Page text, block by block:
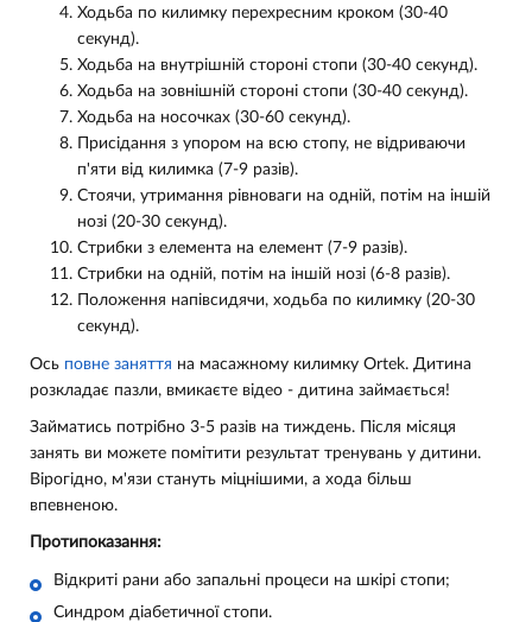
Ходьба по килимку перехресним кроком (30-40
секунд).
Ходьба на внутрішній стороні стопи (30-40 секунд).
Ходьба на зовнішній стороні стопи (30-40 секунд).
Ходьба на носочках (30-60 секунд).
Присідання з упором на всю стопу, не відриваючи
п'яти від килимка (7-9 разів).
Стоячи, утримання рівноваги на одній, потім на іншій
нозі (20-30 секунд).
Стрибки з елемента на елемент (7-9 разів).
Стрибки на одній, потім на іншій нозі (6-8 разів).
Положення напівсидячи, ходьба по килимку (20-30
секунд).
Ось повне заняття на масажному килимку Ortek. Дитина
розкладає пазли, вмикаєте відео - дитина займається!
Займатись потрібно 3-5 разів на тиждень. Після місяця
занять ви можете помітити результат тренувань у дитини.
Вірогідно, м'язи стануть міцнішими, а хода більш
впевненою.
Протипоказання:
Відкриті рани або запальні процеси на шкірі стопи;
Синдром діабетичної стопи.